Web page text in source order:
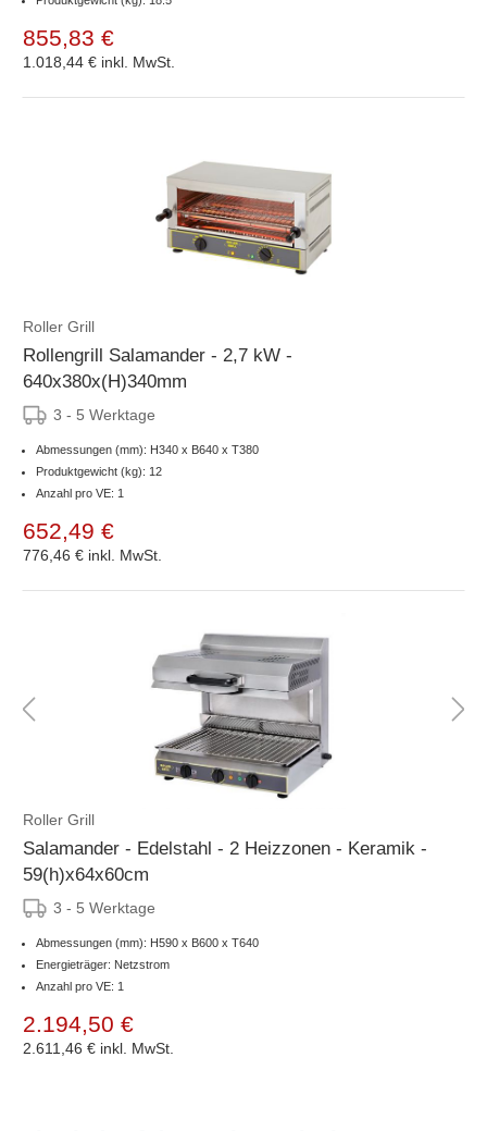
855,83 €
1.018,44 € inkl. MwSt.
Roller Grill
Rollengrill Salamander - 2,7 kW -
640x380x(H)340mm
3 - 5 Werktage
Abmessungen (mm): H340 x B640 x T380
Produktgewicht (kg): 12
Anzahl pro VE: 1
652,49 €
776,46 € inkl. MwSt.
Roller Grill
Salamander - Edelstahl - 2 Heizzonen - Keramik -
59(h)x64x60cm
3 - 5 Werktage
Abmessungen (mm): H590 x B600 x T640
Energieträger: Netzstrom
Anzahl pro VE: 1
2.194,50 €
2.611,46 € inkl. MwSt.